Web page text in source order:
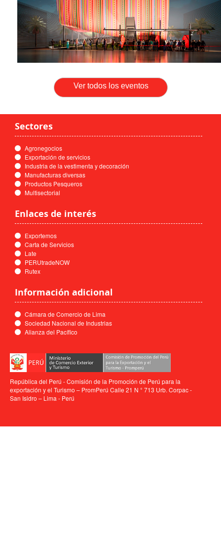
Ver todos los eventos
Sectores
Agronegocios
Exportación de servicios
Industria de la vestimenta y decoración
Manufacturas diversas
Productos Pesqueros
Multisectorial
Enlaces de interés
Exportemos
Carta de Servicios
Late
PERUtradeNOW
Rutex
Información adicional
Cámara de Comercio de Lima
Sociedad Nacional de Industrias
Alianza del Pacífico
República del Perú - Comisión de la Promoción de Perú para la
exportación y el Turismo – PromPerú Calle 21 N ° 713 Urb. Corpac -
San Isidro – Lima - Perú